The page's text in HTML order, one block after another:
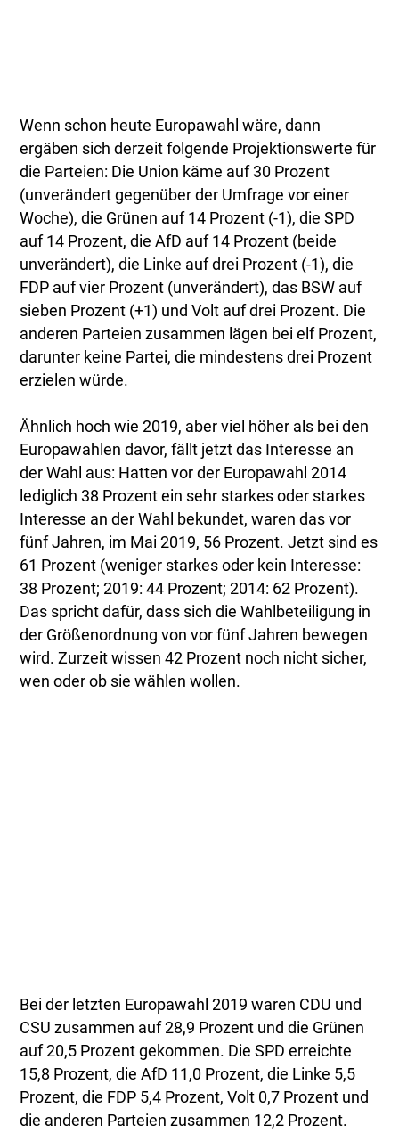
Wenn schon heute Europawahl wäre, dann
ergäben sich derzeit folgende Projektionswerte für
die Parteien: Die Union käme auf 30 Prozent
(unverändert gegenüber der Umfrage vor einer
Woche), die Grünen auf 14 Prozent (-1), die SPD
auf 14 Prozent, die AfD auf 14 Prozent (beide
unverändert), die Linke auf drei Prozent (-1), die
FDP auf vier Prozent (unverändert), das BSW auf
sieben Prozent (+1) und Volt auf drei Prozent. Die
anderen Parteien zusammen lägen bei elf Prozent,
darunter keine Partei, die mindestens drei Prozent
erzielen würde.
Ähnlich hoch wie 2019, aber viel höher als bei den
Europawahlen davor, fällt jetzt das Interesse an
der Wahl aus: Hatten vor der Europawahl 2014
lediglich 38 Prozent ein sehr starkes oder starkes
Interesse an der Wahl bekundet, waren das vor
fünf Jahren, im Mai 2019, 56 Prozent. Jetzt sind es
61 Prozent (weniger starkes oder kein Interesse:
38 Prozent; 2019: 44 Prozent; 2014: 62 Prozent).
Das spricht dafür, dass sich die Wahlbeteiligung in
der Größenordnung von vor fünf Jahren bewegen
wird. Zurzeit wissen 42 Prozent noch nicht sicher,
wen oder ob sie wählen wollen.
Bei der letzten Europawahl 2019 waren CDU und
CSU zusammen auf 28,9 Prozent und die Grünen
auf 20,5 Prozent gekommen. Die SPD erreichte
15,8 Prozent, die AfD 11,0 Prozent, die Linke 5,5
Prozent, die FDP 5,4 Prozent, Volt 0,7 Prozent und
die anderen Parteien zusammen 12,2 Prozent.